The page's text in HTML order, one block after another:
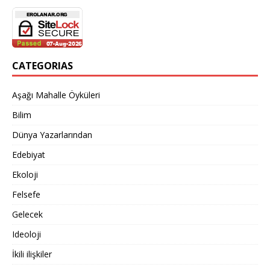
CATEGORIAS
Aşağı Mahalle Öyküleri
Bilim
Dünya Yazarlarından
Edebiyat
Ekoloji
Felsefe
Gelecek
Ideoloji
İkili ilişkiler